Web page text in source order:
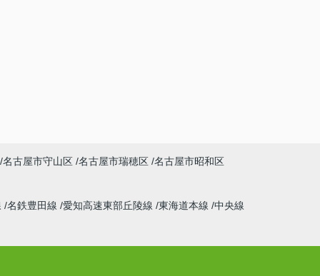
名古屋市守山区 名古屋市瑞穂区 名古屋市昭和区
名鉄豊田線 愛知高速東部丘陵線 東海道本線 中央線